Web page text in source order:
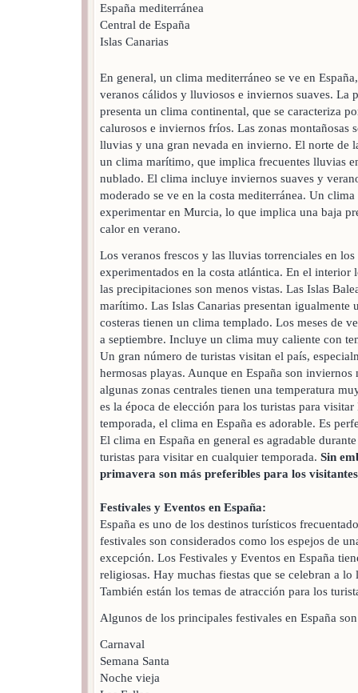
España mediterránea
Central de España
Islas Canarias
En general, un clima mediterráneo se ve en
veranos cálidos y lluviosos e inviernos suaves. La
presenta un clima continental, que se caracteriza
calurosos e inviernos fríos. Las zonas montañosas
lluvias y una gran nevada en invierno. El norte de
un clima marítimo, que implica frecuentes lluvias
nublado. El clima incluye inviernos suaves y
moderado se ve en la costa mediterránea. Un
experimentar en Murcia, lo que implica una baja
calor en verano.
Los veranos frescos y las lluvias torrenciales en
experimentados en la costa atlántica. En el interior
las precipitaciones son menos vistas. Las Islas
marítimo. Las Islas Canarias presentan igualmente
costeras tienen un clima templado. Los meses de
a septiembre. Incluye un clima muy caliente con
Un gran número de turistas visitan el país,
hermosas playas. Aunque en España son
algunas zonas centrales tienen una temperatura
es la época de elección para los turistas para visitar
temporada, el clima en España es adorable. Es
El clima en España en general es agradable
turistas para visitar en cualquier temporada. Sin
primavera son más preferibles para los
Festivales y Eventos en España:
España es uno de los destinos turísticos
festivales son considerados como los espejos de
excepción. Los Festivales y Eventos en España
religiosas. Hay muchas fiestas que se celebran a lo
También están los temas de atracción para los
Algunos de los principales festivales en España
Carnaval
Semana Santa
Noche vieja